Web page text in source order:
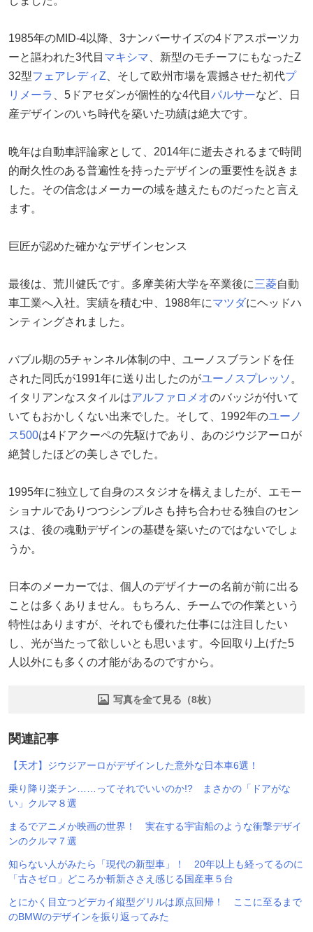
1985年のMID-4以降、3ナンバーサイズの4ドアスポーツカ
ーと謳われた3代目 マキシマ 、新型のモチーフにもなったZ
32型フェアレディZ 、そして欧州市場を震撼させた初代プ
リメーラ
、5ドアセダンが個性的な4代目 パルサーなど、日
産デザインのいち時代を築いた功績は絶大です。
晩年は自動車評論家として、2014年に逝去されるまで時間
的耐久性のある普遍性を持ったデザインの重要性を説きま
した。その信念はメーカーの域を越えたものだったと言え
ます。
巨匠が認めた確かなデザインセンス
最後は、荒川健氏です。多摩美術大学を卒業後に三菱自動
車工業へ入社。実績を積む中、1988年にマツダにヘッドハ
ンティングされました。
バブル期の5チャンネル体制の中、ユーノスブランドを任
された同氏が1991年に送り出したのがユーノスプレッソ 。
イタリアンなスタイルはアルファロメオのバッジが付いて
いてもおかしくない出来でした。そして、1992年のユーノ
ス500は4ドアクーペの先駆けであり、あのジウジアーロが
絶賛したほどの美しさでした。
1995年に独立して自身のスタジオを構えましたが、エモー
ショナルでありつつシンプルさも持ち合わせる独自のセン
スは、後の魂動デザインの基礎を築いたのではないでしょ
うか。
日本のメーカーでは、個人のデザイナーの名前が前に出る
ことは多くありません。もちろん、チームでの作業という
特性はありますが、それでも優れた仕事には注目したい
し、光が当たって欲しいとも思います。今回取り上げた5
人以外にも多くの才能があるのですから。
写真を全て見る（8枚）
関連記事
【天才】ジウジアーロがデザインした意外な日本車6選！
乗り降り楽チン……ってそれでいいのか!? まさかの「ドアがな
い」クルマ８選
まるでアニメか映画の世界！ 実在する宇宙船のような衝撃デザイ
ンのクルマ７選
知らない人がみたら「現代の新型車」！ 20年以上も経ってるのに
「古さゼロ」どころか斬新ささえ感じる国産車５台
とにかく目立つどデカイ縦型グリルは原点回帰！ ここに至るまで
のBMWのデザインを振り返ってみた